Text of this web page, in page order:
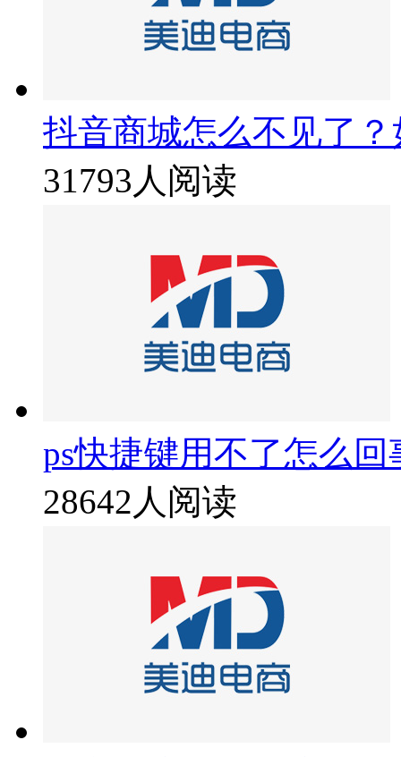
抖音商城怎么不见了
31793人阅读
ps快捷键用不了怎么
28642人阅读